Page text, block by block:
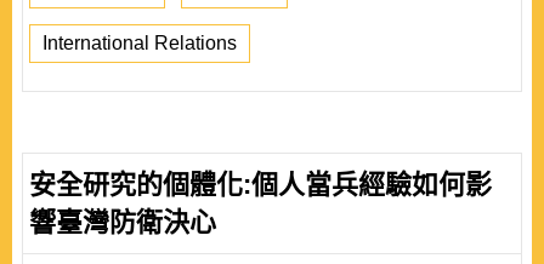
International Relations
安全研究的個體化:個人當兵經驗如何影
響臺灣防衛決心